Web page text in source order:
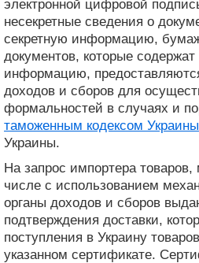
электронной цифровой
несекретные сведения о
секретную информацию,
документов, которые содержат
информацию,
доходов и сборов для
формальностей в случаях и
таможенным кодексом Украины
Украины.
На запрос импортера
числе с использованием
органы доходов и сборов
подтверждения доставки,
поступления в Украину
указанном сертификате.